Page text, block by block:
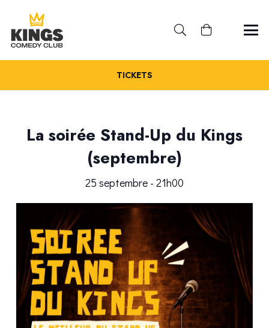
TICKETS
La soirée Stand-Up du Kings
(septembre)
25 septembre - 21h00